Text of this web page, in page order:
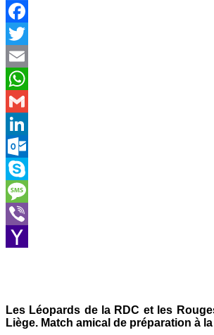
Facebook
Twitter
Email
WhatsApp
Gmail
LinkedIn
Outlook.com
Skype
Message
Viber
Les Léopards de la RDC et les
Liège. Match amical de préparation à